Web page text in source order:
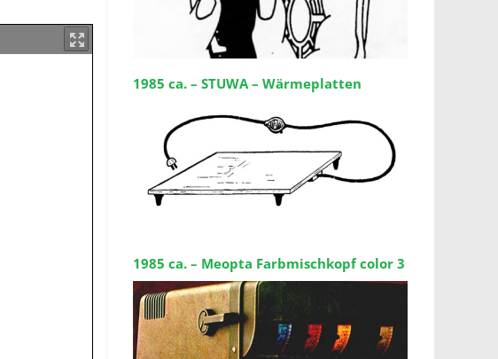
1985 ca. – STUWA – Wärmeplatten
1985 ca. – Meopta Farbmischkopf color 3